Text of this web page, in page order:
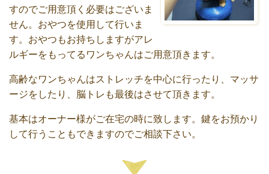
すのでご用意頂く必要はございま
せん。おやつを使用して行いま
す。おやつもお持ちしますがアレ
ルギーをもってるワンちゃんはご用意頂きます。
高齢なワンちゃんはストレッチを中心に行ったり、マッサ
ージをしたり、脳トレも最後はさせて頂きます。
基本はオーナー様がご在宅の時に致します。鍵をお預かり
して行うこともできますのでご相談下さい。